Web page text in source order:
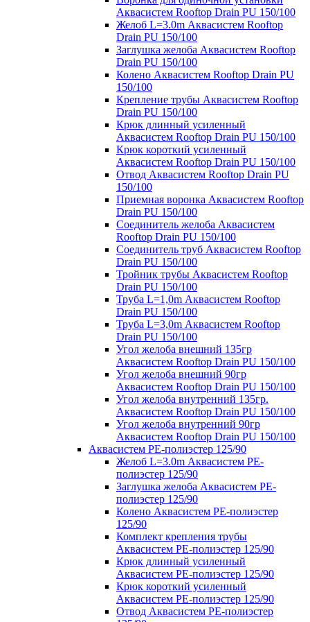
Аквасистем Rooftop Drain PU 150/100
Желоб L=3.0m Аквасистем Rooftop
Drain PU 150/100
Заглушка желоба Аквасистем Rooftop
Drain PU 150/100
Колено Аквасистем Rooftop Drain PU
150/100
Крепление трубы Аквасистем Rooftop
Drain PU 150/100
Крюк длинный усиленный
Аквасистем Rooftop Drain PU 150/100
Крюк короткий усиленный
Аквасистем Rooftop Drain PU 150/100
Отвод Аквасистем Rooftop Drain PU
150/100
Приемная воронка Аквасистем Rooftop
Drain PU 150/100
Соединитель желоба Аквасистем
Rooftop Drain PU 150/100
Соединитель труб Аквасистем Rooftop
Drain PU 150/100
Тройник трубы Аквасистем Rooftop
Drain PU 150/100
Труба L=1,0m Аквасистем Rooftop
Drain PU 150/100
Труба L=3,0m Аквасистем Rooftop
Drain PU 150/100
Угол желоба внешний 135гр
Аквасистем Rooftop Drain PU 150/100
Угол желоба внешний 90гр
Аквасистем Rooftop Drain PU 150/100
Угол желоба внутренний 135гр.
Аквасистем Rooftop Drain PU 150/100
Угол желоба внутренний 90гр
Аквасистем Rooftop Drain PU 150/100
Аквасистем PE-полиэстер 125/90
Желоб L=3.0m Аквасистем PE-
полиэстер 125/90
Заглушка желоба Аквасистем PE-
полиэстер 125/90
Колено Аквасистем PE-полиэстер
125/90
Комплект крепления трубы
Аквасистем PE-полиэстер 125/90
Крюк длинный усиленный
Аквасистем PE-полиэстер 125/90
Крюк короткий усиленный
Аквасистем PE-полиэстер 125/90
Отвод Аквасистем РЕ-полиэстер